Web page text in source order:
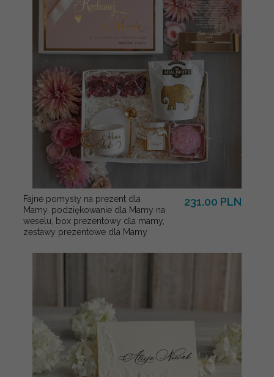
Fajne pomysły na prezent dla
Mamy, podziękowanie dla Mamy na
weselu, box prezentowy dla mamy,
zestawy prezentowe dla Mamy
231.00 PLN